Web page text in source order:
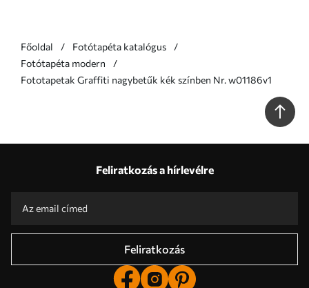
Főoldal
Fotótapéta katalógus
Fotótapéta modern
Fototapetak Graffiti nagybetűk kék színben Nr. w01186v1
Feliratkozás a hírlevélre
Feliratkozás